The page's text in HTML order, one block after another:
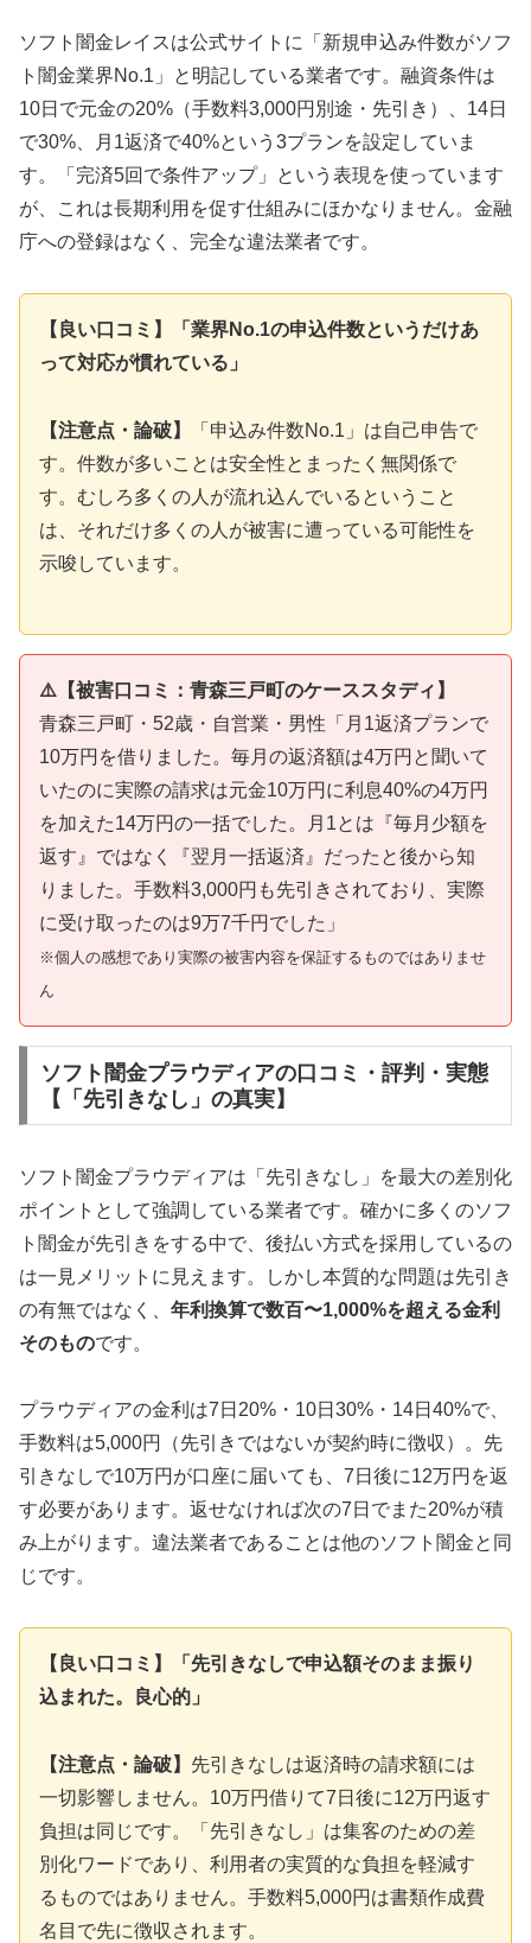
ソフト闇金レイスは公式サイトに「新規申込み件数がソフ
ト闇金業界No.1」と明記している業者です。融資条件は
10日で元金の20%（手数料3,000円別途・先引き）、14日
で30%、月1返済で40%という3プランを設定していま
す。「完済5回で条件アップ」という表現を使っています
が、これは長期利用を促す仕組みにほかなりません。金融
庁への登録はなく、完全な違法業者です。
【良い口コミ】「業界No.1の申込件数というだけあ
って対応が慣れている」
【注意点・論破】
「申込み件数No.1」は自己申告で
す。件数が多いことは安全性とまったく無関係で
す。むしろ多くの人が流れ込んでいるということ
は、それだけ多くの人が被害に遭っている可能性を
示唆しています。
⚠️【被害口コミ：青森三戸町のケーススタディ】
青森三戸町・52歳・自営業・男性「月1返済プランで
10万円を借りました。毎月の返済額は4万円と聞いて
いたのに実際の請求は元金10万円に利息40%の4万円
を加えた14万円の一括でした。月1とは『毎月少額を
返す』ではなく『翌月一括返済』だったと後から知
りました。手数料3,000円も先引きされており、実際
に受け取ったのは9万7千円でした」
※個人の感想であり実際の被害内容を保証するものではありませ
ん
ソフト闇金プラウディアの口コミ・評判・実態
【「先引きなし」の真実】
ソフト闇金プラウディアは「先引きなし」を最大の差別化
ポイントとして強調している業者です。確かに多くのソフ
ト闇金が先引きをする中で、後払い方式を採用しているの
は一見メリットに見えます。しかし本質的な問題は先引き
の有無ではなく、 年利換算で数百〜1,000%を超える金利
そのものです。
プラウディアの金利は7日20%・10日30%・14日40%で、
手数料は5,000円（先引きではないが契約時に徴収）。先
引きなしで10万円が口座に届いても、7日後に12万円を返
す必要があります。返せなければ次の7日でまた20%が積
み上がります。違法業者であることは他のソフト闇金と同
じです。
【良い口コミ】「先引きなしで申込額そのまま振り
込まれた。良心的」
【注意点・論破】 先引きなしは返済時の請求額には
一切影響しません。10万円借りて7日後に12万円返す
負担は同じです。「先引きなし」は集客のための差
別化ワードであり、利用者の実質的な負担を軽減す
るものではありません。手数料5,000円は書類作成費
名目で先に徴収されます。